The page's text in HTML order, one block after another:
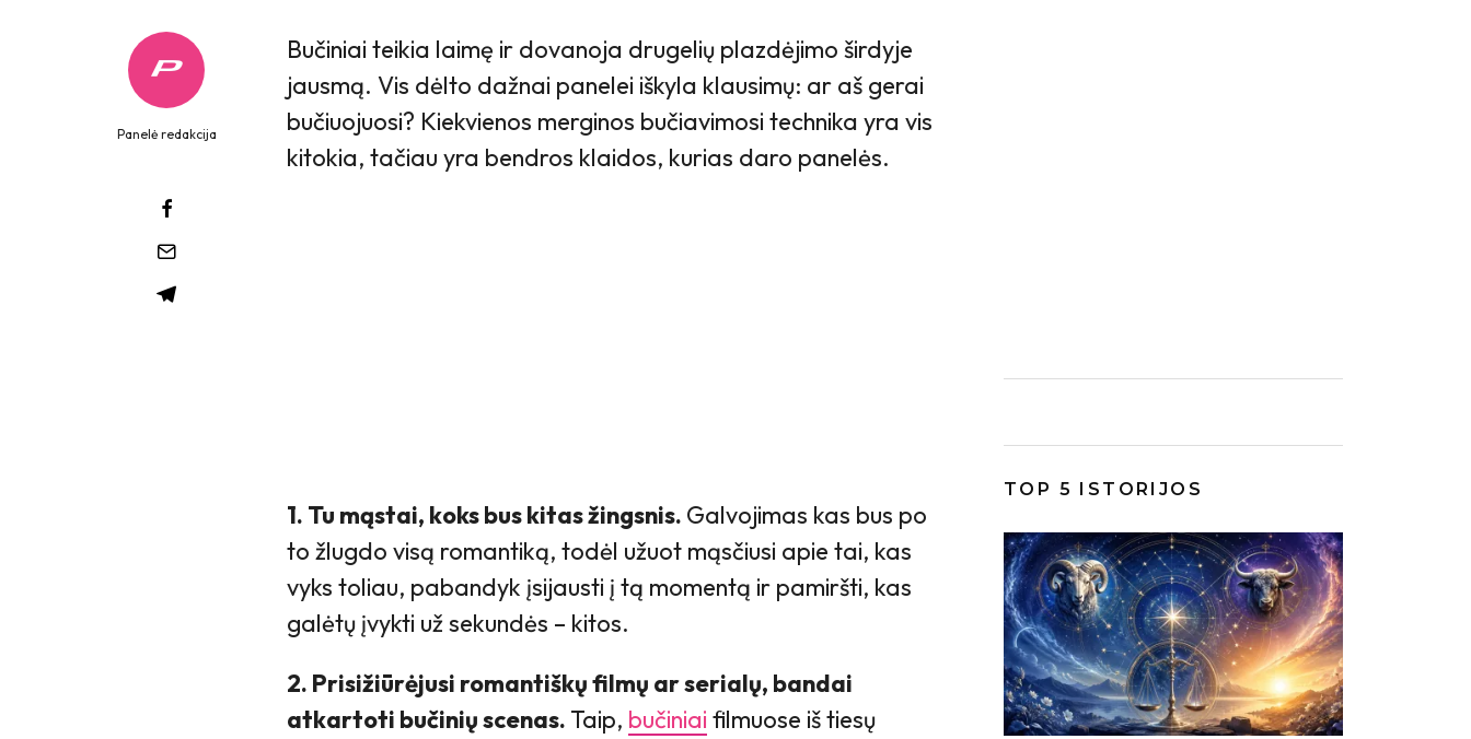
Panelė redakcija
Bučiniai teikia laimę ir dovanoja drugelių plazdėjimo širdyje
jausmą. Vis dėlto dažnai panelei iškyla klausimų: ar aš gerai
bučiuojuosi? Kiekvienos merginos bučiavimosi technika yra vis
kitokia, tačiau yra bendros klaidos, kurias daro panelės.
1. Tu mąstai, koks bus kitas žingsnis. Galvojimas kas bus po
to žlugdo visą romantiką, todėl užuot mąsčiusi apie tai, kas
vyks toliau, pabandyk įsijausti į tą momentą ir pamiršti, kas
galėtų įvykti už sekundės – kitos.
2. Prisižiūrėjusi romantiškų filmų ar serialų, bandai
atkartoti bučinių scenas. Taip, bučiniai filmuose iš tiesų
TOP 5 ISTORIJOS